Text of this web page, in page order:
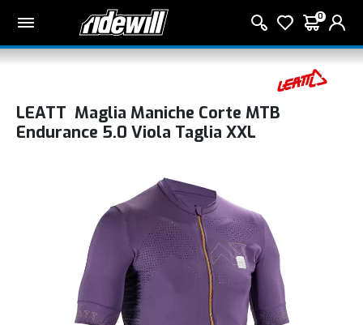
0
LEATT Maglia Maniche Corte MTB
Endurance 5.0 Viola Taglia XXL